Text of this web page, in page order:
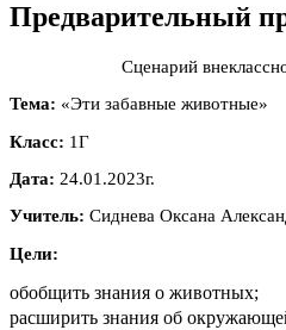
Предварительный
Сценарий
Тема: «Эти забавные животные»
Класс: 1Г
Дата: 24.01.2023г.
Учитель: Сиднева Оксана
Цели:
обобщить знания о животных;
расширить знания об